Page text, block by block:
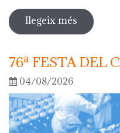
llegeix més sobre
d'artista
76ª FESTA DEL
04/08/2026